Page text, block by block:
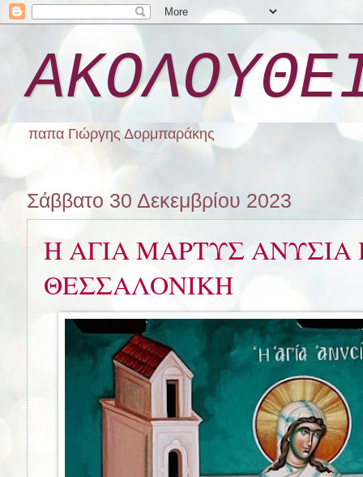
παπα Γιώργης Δορμπαράκης
Σάββατο 30 Δεκεμβρίου 2023
Η ΑΓΙΑ ΜΑΡΤΥΣ ΑΝΥΣΙΑ
ΘΕΣΣΑΛΟΝΙΚΗ